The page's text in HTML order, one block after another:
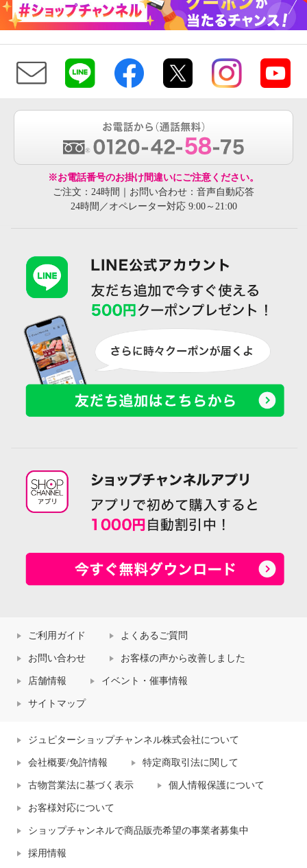
※お電話番号のお掛け間違いにご注意ください。
ご注文：24時間｜お問い合わせ：音声自動応答
24時間／オペレーター対応 9:00～21:00
ご利用ガイド よくあるご質問
お問い合わせ お客様の声から改善しました
店舗情報 イベント・催事情報
サイトマップ
ジュピターショップチャンネル株式会社について
会社概要/免許情報 特定商取引法に関して
古物営業法に基づく表示 個人情報保護について
お客様対応について
ショップチャンネルで商品販売希望の事業者募集中
採用情報